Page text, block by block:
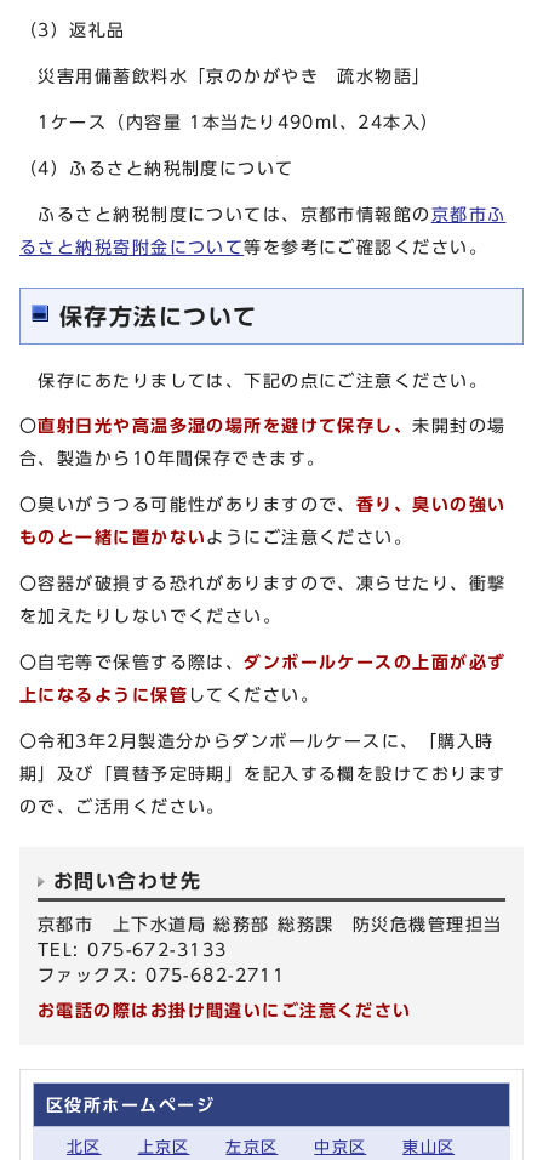
（3）返礼品
災害用備蓄飲料水「京のかがやき 疏水物語」
1ケース（内容量 1本当たり490ml、24本入）
（4）ふるさと納税制度について
ふるさと納税制度については、京都市情報館の 京都市ふ
るさと納税寄附金について等を参考にご確認ください。
保存方法について
保存にあたりましては、下記の点にご注意ください。
〇直射日光や高温多湿の場所を避けて保存し、未開封の場
合、製造から10年間保存できます。
〇臭いがうつる可能性がありますので、 香り、臭いの強い
ものと一緒に置かない ようにご注意ください。
〇容器が破損する恐れがありますので、凍らせたり、衝撃
を加えたりしないでください。
〇自宅等で保管する際は、ダンボールケースの上面が必ず
上になるように保管 してください。
〇令和3年2月製造分からダンボールケースに、「購入時
期」及び「買替予定時期」を記入する欄を設けております
ので、ご活用ください。
お問い合わせ先
京都市 上下水道局 総務部 総務課 防災危機管理担当
TEL: 075-672-3133
ファックス: 075-682-2711
お電話の際はお掛け間違いにご注意ください
区役所ホームページ
北区 上京区 左京区 中京区 東山区